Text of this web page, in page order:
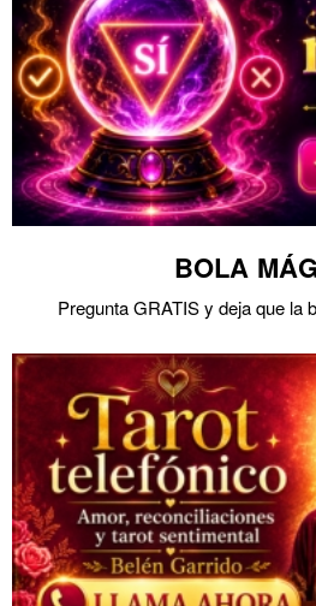
BOLA
Pregunta GRATIS y deja que la